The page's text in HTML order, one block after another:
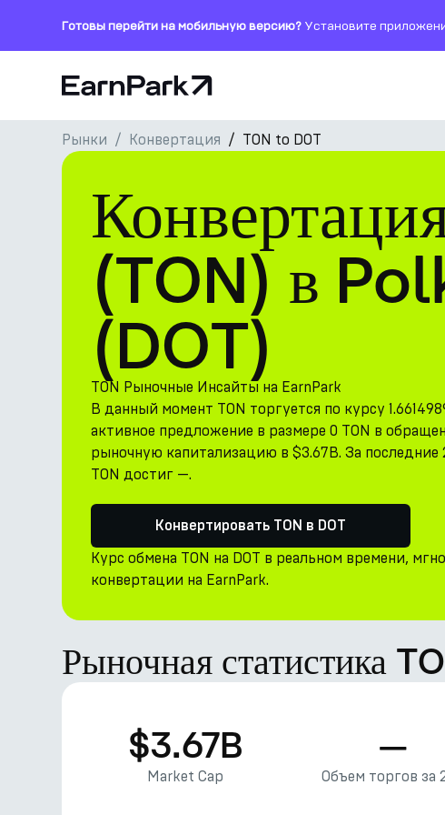
Готовы перейти на мобильную версию? Установите
Главная страница
Продукты
Рынки
Калькуляторы
Токен PARK
Ресурсы
Компания
Рынки Конвертация TON to DOT
(TON) в
(DOT)
TON Рыночные Инсайты на EarnPark
В данный момент TON торгуется по курсу
активное предложение в размере 0 TON в
рыночную капитализацию в $3.67B. За последние
TON достиг —.
Конвертировать TON в DOT
Курс обмена TON на DOT в реальном времени,
конвертации на EarnPark.
Рыночная статистика
$3.67B
Market Cap
—
Объем торгов за